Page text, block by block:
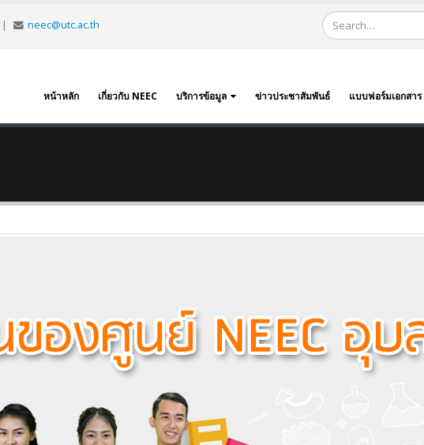
| neec@utc.ac.th
หน้าหลัก เกี่ยวกับ NEEC บริการข้อมูล ข่าวประชาสัมพันธ์ แบบฟอร์มเอกสาร